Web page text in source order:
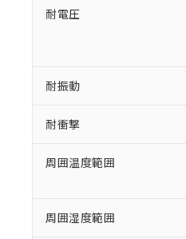
耐電圧
耐振動
耐衝撃
周囲温度範囲
周囲湿度範囲